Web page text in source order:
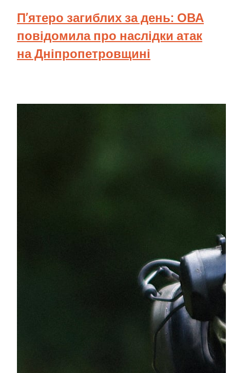
П’ятеро загиблих за день: ОВА
повідомила про наслідки атак
на Дніпропетровщині